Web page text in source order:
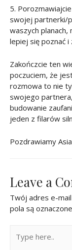
5.
swojej partnerki/
waszych planach,
lepiej się poznać
Zakończcie ten
poczuciem, że
rozmowa to nie
swojego
budowanie
jeden z filarów
Pozdrawiamy Asia
Leave a
Twój adres e-
pola są oznaczone